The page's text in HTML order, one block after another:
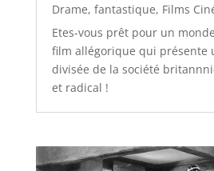
Drame, fantastique, Films
Etes-vous prêt pour un
film allégorique qui présente
divisée de la société
et radical !